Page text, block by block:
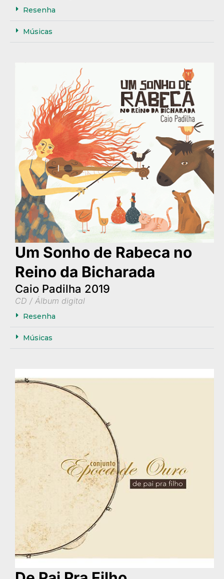
Resenha
Músicas
Um Sonho de Rabeca no
Reino da Bicharada
Caio Padilha 2019
CD / Álbum digital
Resenha
Músicas